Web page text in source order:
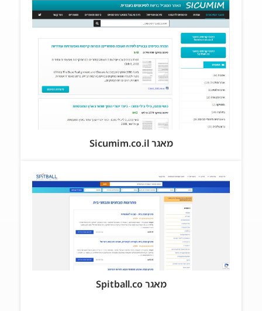
מאגר Sicumim.co.il
מאגר Spitball.co